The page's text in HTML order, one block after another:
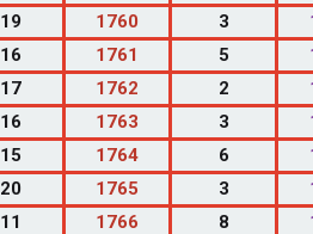
19 1760 3
16 1761 5
17 1762 2
16 1763 3
15 1764 6
20 1765 3
11 1766 8